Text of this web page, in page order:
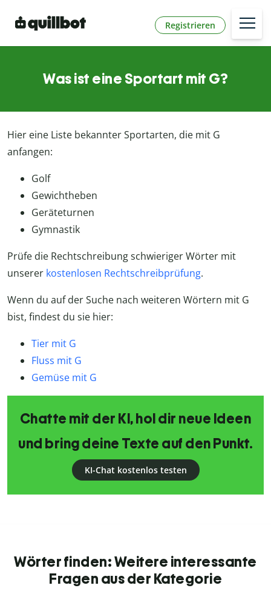
Registrieren
Was ist eine Sportart mit G?
Hier eine Liste bekannter Sportarten, die mit G
anfangen:
Golf
Gewichtheben
Geräteturnen
Gymnastik
Prüfe die Rechtschreibung schwieriger Wörter mit
unserer kostenlosen Rechtschreibprüfung.
Wenn du auf der Suche nach weiteren Wörtern mit G
bist, findest du sie hier:
Tier mit G
Fluss mit G
Gemüse mit G
Chatte mit der KI, hol dir neue Ideen
und bring deine Texte auf den Punkt.
KI-Chat kostenlos testen
Wörter finden: Weitere interessante
Fragen aus der Kategorie